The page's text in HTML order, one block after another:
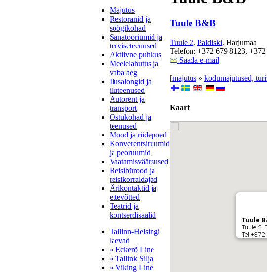
Majutus
Restoranid ja
söögikohad
Sanatooriumid ja
terviseteenused
Aktiivne puhkus
Meelelahutus ja
vaba aeg
Ilusalongid ja
iluteenused
Autorent ja
transport
Ostukohad ja
teenused
Mood ja riidepoed
Konverentsiruumid
ja peoruumid
Vaatamisväärsused
Reisibürood ja
reisikorraldajad
Ärikontaktid ja
ettevõtted
Teatrid ja
kontserdisaalid
Tallinn-Helsingi
laevad
» Eckerö Line
» Tallink Silja
» Viking Line
Tuule B&B
Tuule 2, Paldiski, Harjumaa
Telefon: +372 679 8123, +372
Saada e-mail
[majutus » kodumajutused,
Kaart
Tuule
Tuule 2,
Tel +372